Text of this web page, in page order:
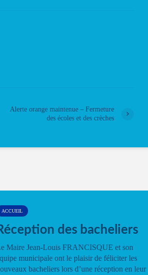
Alerte orange maintenue – Fermeture
des écoles et des crèches
ACCUEIL
des bacheliers
Maire Jean-Louis FRANCISQUE et son
municipale ont le plaisir de féliciter les
bacheliers lors d’une réception en leur